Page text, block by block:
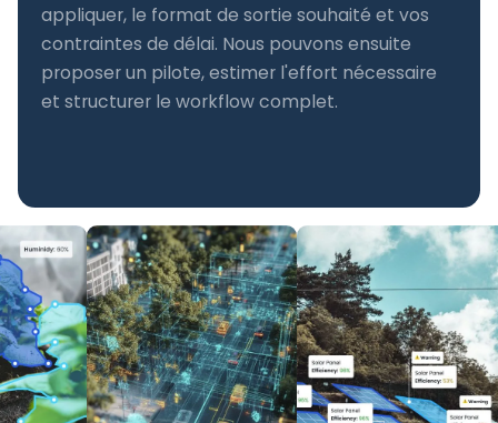
appliquer, le format de sortie souhaité et vos
contraintes de délai. Nous pouvons ensuite
proposer un pilote, estimer l'effort nécessaire
et structurer le workflow complet.